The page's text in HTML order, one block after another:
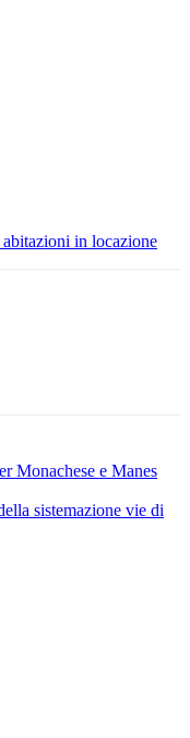
in locazione
Monachese e Manes
sistemazione vie di